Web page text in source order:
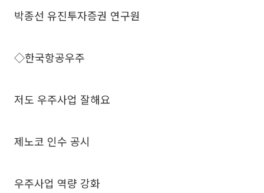
박종선 유진투자증권 연구원
◇한국항공우주
저도 우주사업 잘해요
제노코 인수 공시
우주사업 역량 강화